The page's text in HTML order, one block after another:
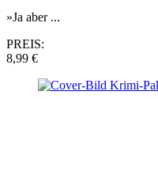
»Ja aber ...
PREIS:
8,99 €